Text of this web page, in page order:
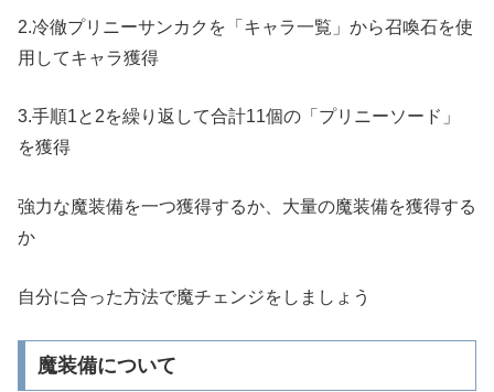
2.冷徹プリニーサンカクを「キャラ一覧」から召喚石を使
用してキャラ獲得
3.手順1と2を繰り返して合計11個の「プリニーソード」
を獲得
強力な魔装備を一つ獲得するか、大量の魔装備を獲得する
か
自分に合った方法で魔チェンジをしましょう
魔装備について